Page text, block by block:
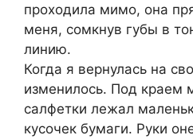
проходила мимо, она
меня, сомкнув губы в
линию.
Когда я вернулась на
изменилось. Под краем
салфетки лежал
кусочек бумаги. Руки